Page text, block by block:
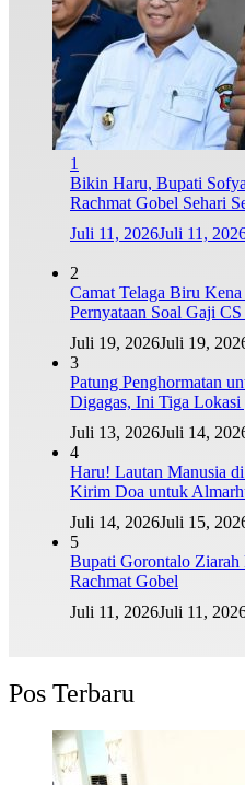
1
Bikin Haru, Bupati
Rachmat Gobel Sehari
Juli 11, 2026Juli 11,
2
Camat Telaga Biru
Pernyataan Soal Gaji
Juli 19, 2026Juli 19,
3
Patung Penghormatan
Digagas, Ini Tiga
Juli 13, 2026Juli 14,
4
Haru! Lautan Manusia
Kirim Doa untuk
Juli 14, 2026Juli 15,
5
Bupati Gorontalo
Rachmat Gobel
Juli 11, 2026Juli 11,
Pos Terbaru